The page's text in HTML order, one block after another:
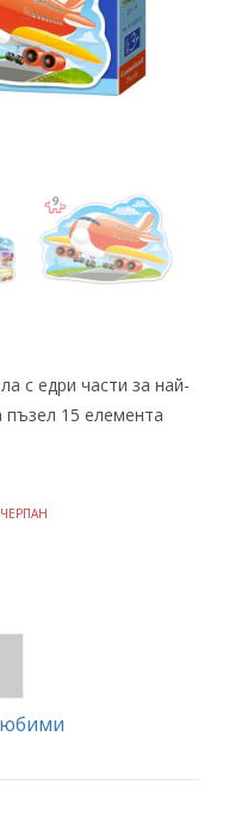
с едри части за най-
пъзел 15 елемента